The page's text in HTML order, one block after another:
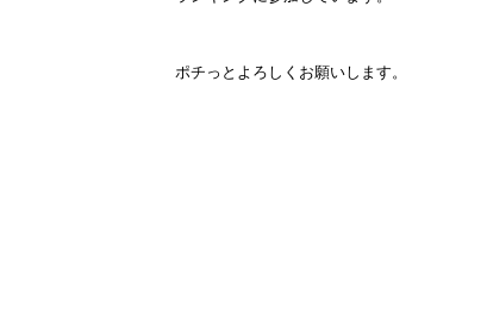
ポチっとよろしくお願いします。